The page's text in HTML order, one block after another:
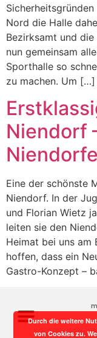
Nord die Halle
Bezirksamt und
nun gemeinsam
Sporthalle so
zu machen. Um […]
Niendorf
Eine der schönste
Niendorf. In der
und Florian Wietz
leiten sie den
Heimat bei uns am
hoffen, dass ein
Gastro-Konzept –
Durch die weitere
von Cookies zu.